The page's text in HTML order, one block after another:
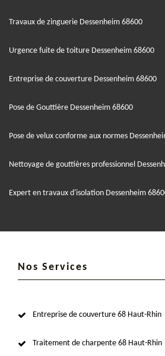
Travaux de zinguerie Dessenheim 68600
Urgence fuite de toiture Dessenheim 68600
Entreprise de couverture Dessenheim 68600
Pose de Gouttière Dessenheim 68600
Pose de velux conforme aux normes
Nettoyage de gouttières professionnel
Expert en travaux d'isolation Dessenheim
Nos Services
Entreprise de couverture 68 Haut-Rhin
Traitement de charpente 68 Haut-Rhin